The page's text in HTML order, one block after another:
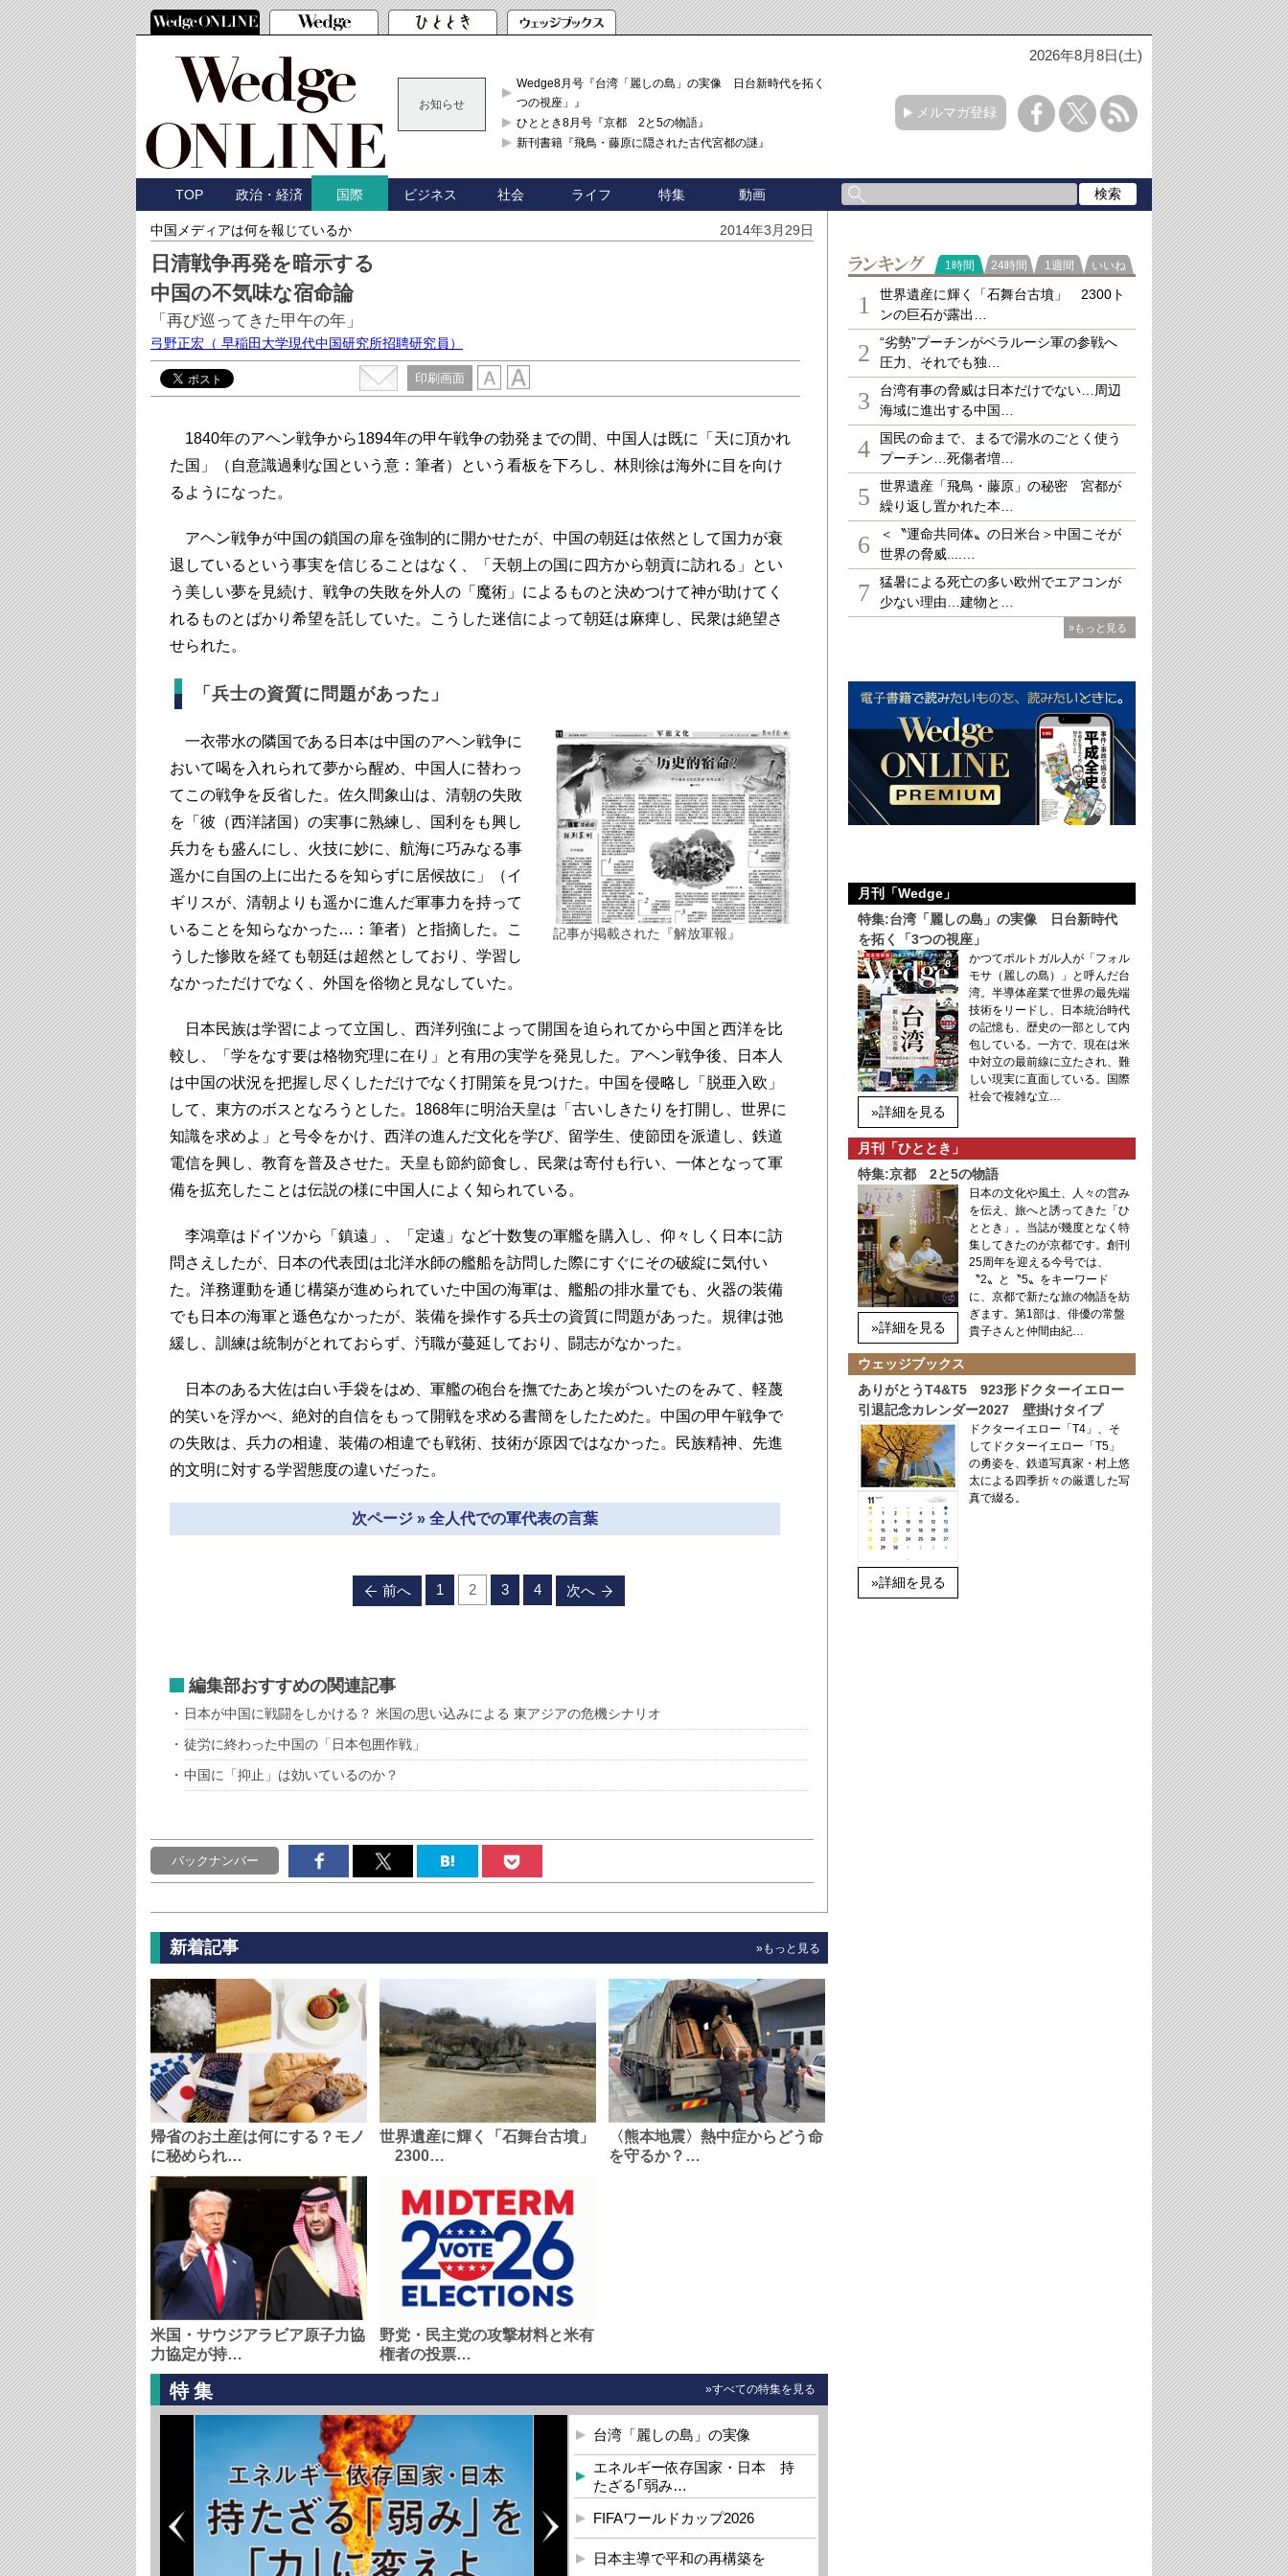
2026年8月8日(土)
お知らせ
Wedge8月号『台湾「麗しの島」の実像 日台新時代を拓く「3
つの視座」』
ひととき8月号『京都 2と5の物語』
新刊書籍『飛鳥・藤原に隠された古代宮都の謎』
メルマガ登録
TOP 政治・経済 国際 ビジネス 社会 ライフ 特集 動画
中国メディアは何を報じているか 2014年3月29日
日清戦争再発を暗示する
中国の不気味な宿命論
「再び巡ってきた甲午の年」
弓野正宏 （ 早稲田大学現代中国研究所招聘研究員）
印刷画面
1840年のアヘン戦争から1894年の甲午戦争の勃発までの間、中国人は既に「天に頂かれ
た国」（自意識過剰な国という意：筆者）という看板を下ろし、林則徐は海外に目を向け
るようになった。
アヘン戦争が中国の鎖国の扉を強制的に開かせたが、中国の朝廷は依然として国力が衰
退しているという事実を信じることはなく、「天朝上の国に四方から朝貢に訪れる」とい
う美しい夢を見続け、戦争の失敗を外人の「魔術」によるものと決めつけて神が助けてく
れるものとばかり希望を託していた。こうした迷信によって朝廷は麻痺し、民衆は絶望さ
せられた。
「兵士の資質に問題があった」
記事が掲載された『解放軍報』
一衣帯水の隣国である日本は中国のアヘン戦争に
おいて喝を入れられて夢から醒め、中国人に替わっ
てこの戦争を反省した。佐久間象山は、清朝の失敗
を「彼（西洋諸国）の実事に熟練し、国利をも興し
兵力をも盛んにし、火技に妙に、航海に巧みなる事
遥かに自国の上に出たるを知らずに居候故に」（イ
ギリスが、清朝よりも遥かに進んだ軍事力を持って
いることを知らなかった…：筆者）と指摘した。こ
うした惨敗を経ても朝廷は超然としており、学習し
なかっただけでなく、外国を俗物と見なしていた。
日本民族は学習によって立国し、西洋列強によって開国を迫られてから中国と西洋を比
較し、「学をなす要は格物究理に在り」と有用の実学を発見した。アヘン戦争後、日本人
は中国の状況を把握し尽くしただけでなく打開策を見つけた。中国を侵略し「脱亜入欧」
して、東方のボスとなろうとした。1868年に明治天皇は「古いしきたりを打開し、世界に
知識を求めよ」と号令をかけ、西洋の進んだ文化を学び、留学生、使節団を派遣し、鉄道
電信を興し、教育を普及させた。天皇も節約節食し、民衆は寄付も行い、一体となって軍
備を拡充したことは伝説の様に中国人によく知られている。
李鴻章はドイツから「鎮遠」、「定遠」など十数隻の軍艦を購入し、仰々しく日本に訪
問さえしたが、日本の代表団は北洋水師の艦船を訪問した際にすぐにその破綻に気付い
た。洋務運動を通じ構築が進められていた中国の海軍は、艦船の排水量でも、火器の装備
でも日本の海軍と遜色なかったが、装備を操作する兵士の資質に問題があった。規律は弛
緩し、訓練は統制がとれておらず、汚職が蔓延しており、闘志がなかった。
日本のある大佐は白い手袋をはめ、軍艦の砲台を撫でたあと埃がついたのをみて、軽蔑
的笑いを浮かべ、絶対的自信をもって開戦を求める書簡をしたためた。中国の甲午戦争で
の失敗は、兵力の相違、装備の相違でも戦術、技術が原因ではなかった。民族精神、先進
的文明に対する学習態度の違いだった。
次ページ » 全人代での軍代表の言葉
前へ 1 2 3 4 次へ
編集部おすすめの関連記事
日本が中国に戦闘をしかける？ 米国の思い込みによる 東アジアの危機シナリオ
徒労に終わった中国の「日本包囲作戦」
中国に「抑止」は効いているのか？
バックナンバー
新着記事 »もっと見る
帰省のお土産は何にする？モノ
に秘められ…
世界遺産に輝く「石舞台古墳」
2300…
〈熊本地震〉熱中症からどう命
を守るか？…
米国・サウジアラビア原子力協
力協定が持…
野党・民主党の攻撃材料と米有
権者の投票…
特集 »すべての特集を見る
台湾「麗しの島」の実像
エネルギー依存国家・日本 持
たざる｢弱み…
FIFAワールドカップ2026
日本主導で平和の再構築を
ランキング
1時間 24時間 1週間 いいね
1
世界遺産に輝く「石舞台古墳」 2300ト
ンの巨石が露出…
2
“劣勢”プーチンがベラルーシ軍の参戦へ
圧力、それでも独…
3
台湾有事の脅威は日本だけでない…周辺
海域に進出する中国…
4
国民の命まで、まるで湯水のごとく使う
プーチン…死傷者増…
5
世界遺産「飛鳥・藤原」の秘密 宮都が
繰り返し置かれた本…
6
＜〝運命共同体〟の日米台＞中国こそが
世界の脅威....…
7
猛暑による死亡の多い欧州でエアコンが
少ない理由…建物と…
»もっと見る
月刊「Wedge」
特集:台湾「麗しの島」の実像 日台新時代
を拓く「3つの視座」
»詳細を見る
かつてポルトガル人が「フォル
モサ（麗しの島）」と呼んだ台
湾。半導体産業で世界の最先端
技術をリードし、日本統治時代
の記憶も、歴史の一部として内
包している。一方で、現在は米
中対立の最前線に立たされ、難
しい現実に直面している。国際
社会で複雑な立…
月刊「ひととき」
特集:京都 2と5の物語
»詳細を見る
日本の文化や風土、人々の営み
を伝え、旅へと誘ってきた「ひ
ととき」。当誌が幾度となく特
集してきたのが京都です。創刊
25周年を迎える今号では、
〝2〟と〝5〟をキーワード
に、京都で新たな旅の物語を紡
ぎます。第1部は、俳優の常盤
貴子さんと仲間由紀…
ウェッジブックス
ありがとうT4&T5 923形ドクターイエロー
引退記念カレンダー2027 壁掛けタイプ
»詳細を見る
ドクターイエロー「T4」、そ
してドクターイエロー「T5」
の勇姿を、鉄道写真家・村上悠
太による四季折々の厳選した写
真で綴る。